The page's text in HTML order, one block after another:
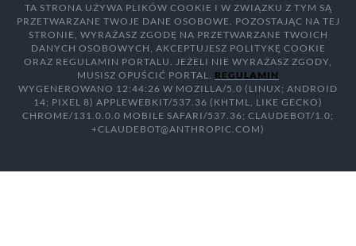
TA STRONA UŻYWA PLIKÓW COOKIE I W ZWIĄZKU Z TYM SĄ
PRZETWARZANE TWOJE DANE OSOBOWE. POZOSTAJĄC NA TEJ
STRONIE, WYRAŻASZ ZGODĘ NA PRZETWARZANE TWOICH
DANYCH OSOBOWYCH, AKCEPTUJESZ POLITYKĘ COOKIE
ORAZ REGULAMIN PORTALU. JEŻELI NIE WYRAŻASZ ZGODY,
MUSISZ OPUŚCIĆ PORTAL. REGULAMIN
WYGENEROWANO 12:44:26 W MOZILLA/5.0 (LINUX; ANDROID
14; PIXEL 8) APPLEWEBKIT/537.36 (KHTML, LIKE GECKO)
CHROME/131.0.0.0 MOBILE SAFARI/537.36; CLAUDEBOT/1.0;
+CLAUDEBOT@ANTHROPIC.COM)